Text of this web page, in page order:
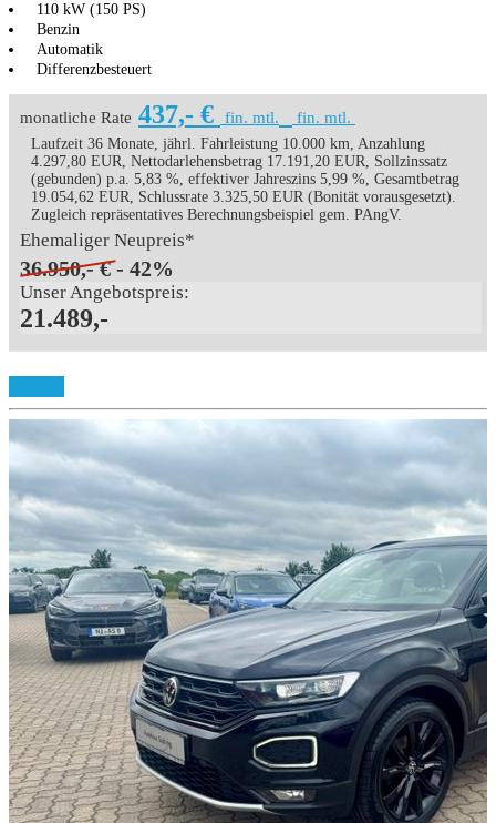
110 kW (150 PS)
Benzin
Automatik
Differenzbesteuert
monatliche Rate 437,- € fin. mtl. fin. mtl.
Laufzeit 36 Monate, jährl. Fahrleistung 10.000 km, Anzahlung
4.297,80 EUR, Nettodarlehensbetrag 17.191,20 EUR, Sollzinssatz
(gebunden) p.a. 5,83 %, effektiver Jahreszins 5,99 %, Gesamtbetrag
19.054,62 EUR, Schlussrate 3.325,50 EUR (Bonität vorausgesetzt).
Zugleich repräsentatives Berechnungsbeispiel gem. PAngV.
Ehemaliger Neupreis*
36.950,- € - 42%
Unser Angebotspreis:
21.489,-